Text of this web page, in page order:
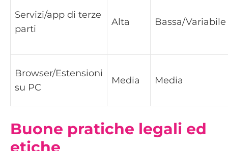
Servizi/app di terze
parti
Alta Bassa/Variabile
Browser/Estensioni
su PC
Media Media
Buone pratiche legali ed
etiche